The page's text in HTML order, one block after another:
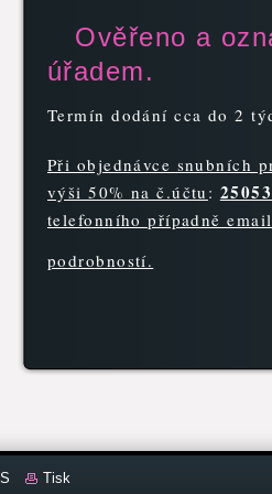
Ověřeno a
úřadem.
Termín dodání cca do 2
Při objednávce snubních
výši 50% na č.účtu :
telefonního případně
podrobností.
Tisk